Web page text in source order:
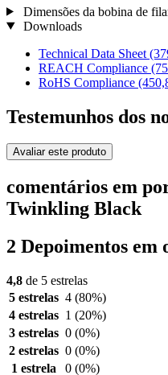
Dimensões da bobina de
Downloads
Technical Data Sheet
REACH Compliance
RoHS Compliance
Testemunhos dos
Avaliar este produto
comentários em
Twinkling Black
2 Depoimentos em
4,8 de 5 estrelas
5 estrelas 4 (80%)
4 estrelas 1 (20%)
3 estrelas 0 (0%)
2 estrelas 0 (0%)
1 estrela
0 (0%)